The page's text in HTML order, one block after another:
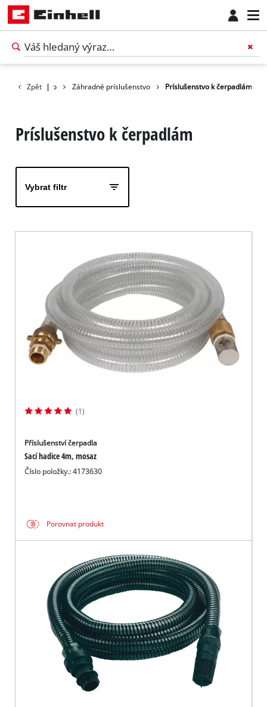
Slovenský
English
Zpět |
Príslušenstvo Záhradné príslušenstvo Príslušenstvo k čerpadlám
Príslušenstvo k čerpadlám
Vybrat filtr
(1)
Příslušenství čerpadla
Sací hadice 4m, mosaz
Číslo položky.: 4173630
Porovnat produkt